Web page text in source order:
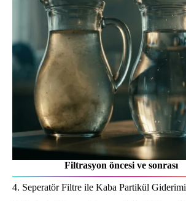
Filtrasyon öncesi ve sonrası
4. Seperatör Filtre ile Kaba Partikül Giderimi